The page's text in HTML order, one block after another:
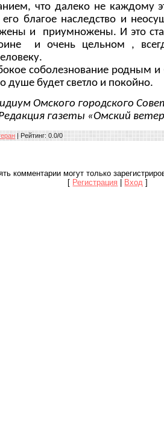
что далеко не каждому
его благое наследство и
и приумножены. И это
и очень цельном ,
соболезнование родным и
душе будет светло и покойно.
Омского городского
газеты «Омский
| Рейтинг: 0.0/0
комментарии могут только
[ Регистрация Вход ]